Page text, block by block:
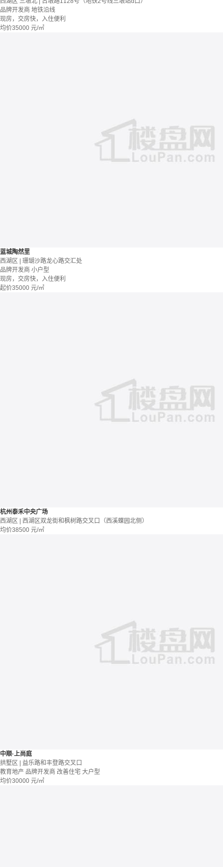
品牌开发商 地铁沿线
现房，交房快，入住便利
均价35000 元/㎡
蓝城陶然里
西湖区 | 珊瑚沙路龙心路交汇处
品牌开发商 小户型
现房，交房快，入住便利
起价35000 元/㎡
杭州泰禾中央广场
西湖区 | 西湖区双龙街和枫树路交叉口（西溪蝶园北侧）
均价38500 元/㎡
中顺·上尚庭
拱墅区 | 益乐路和丰登路交叉口
教育地产 品牌开发商 改善住宅 大户型
均价30000 元/㎡